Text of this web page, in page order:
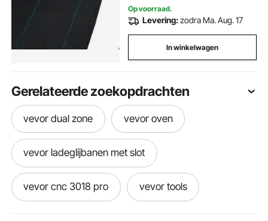
Op voorraad.
Levering:zodra Ma. Aug. 17
In winkelwagen
Gerelateerde zoekopdrachten
vevor dual zone vevor oven
vevor ladeglijbanen met slot
vevor cnc 3018 pro vevor tools